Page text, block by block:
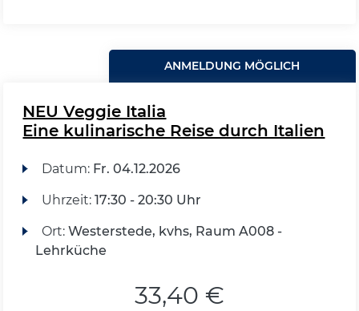
ANMELDUNG MÖGLICH
NEU Veggie Italia
Eine kulinarische Reise durch Italien
Datum: Fr. 04.12.2026
Uhrzeit: 17:30 - 20:30 Uhr
Ort: Westerstede, kvhs, Raum A008 -
Lehrküche
33,40 €